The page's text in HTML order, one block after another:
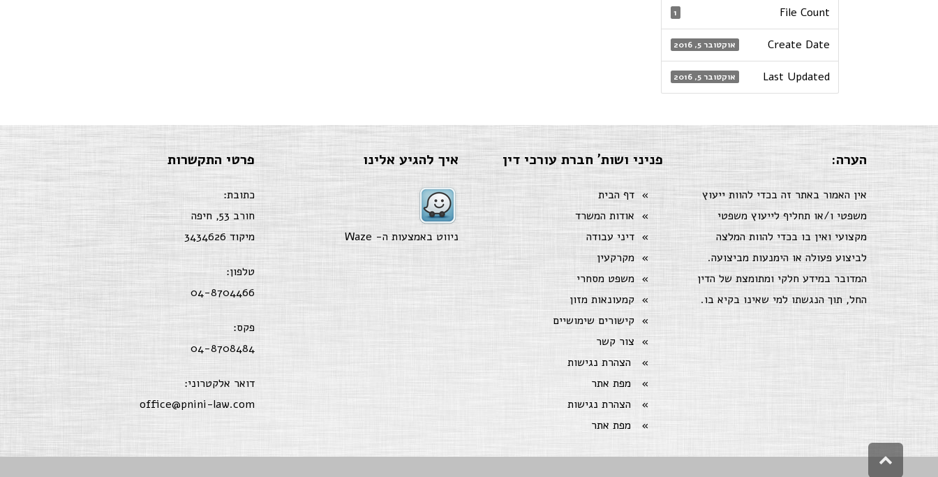
File Count
1
Create Date אוקטובר 5, 2016
Last Updated אוקטובר 5, 2016
הערה:
אין האמור באתר זה בכדי להוות ייעוץ
משפטי ו/או תחליף לייעוץ משפטי
מקצועי ואין בו בכדי להוות המלצה
לביצוע פעולה או הימנעות מביצועה.
המדובר במידע חלקי ומתומצת של הדין
החל, תוך הנגשתו למי שאינו בקיא בו.
פניני ושות' חברת עורכי דין
דף הבית
אודות המשרד
דיני עבודה
מקרקעין
משפט מסחרי
קמעונאות מזון
קישורים שימושיים
צור קשר
הצהרת נגישות
מפת אתר
הצהרת נגישות
מפת אתר
איך להגיע אלינו
ניווט באמצעות ה- Waze
פרטי התקשרות
כתובת:
חורב 53, חיפה
מיקוד 3434626
טלפון:
04-8704466
פקס:
04-8708484
דואר אלקטרוני:
office@pnini-law.com
גלילה
לראש